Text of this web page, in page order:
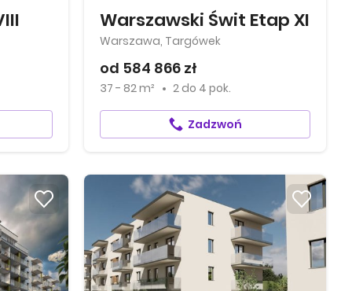
Warszawski Świt Etap XI
Warszawa, Targówek
od 584 866 zł
37 - 82 m² 2 do 4 pok.
Zadzwoń